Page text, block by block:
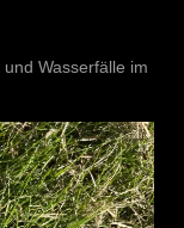
Wasserfälle im